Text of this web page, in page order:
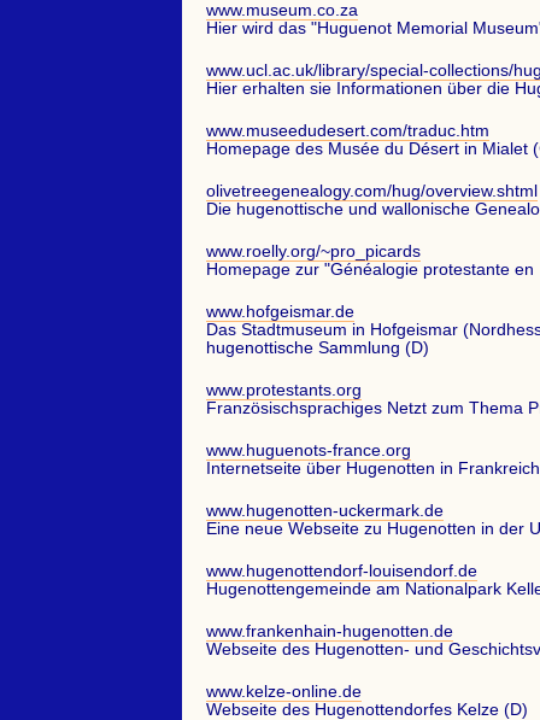
www.museum.co.za
Hier wird das "Huguenot Memorial
www.ucl.ac.uk/library/special-collections/
Hier erhalten sie Informationen über die
www.museedudesert.com/traduc.htm
Homepage des Musée du Désert in Mialet
olivetreegenealogy.com/hug/overview.shtml
Die hugenottische und wallonische
www.roelly.org/~pro_picards
Homepage zur "Généalogie protestante en
www.hofgeismar.de
Das Stadtmuseum in Hofgeismar
hugenottische Sammlung (D)
www.protestants.org
Französischsprachiges Netzt zum Thema
www.huguenots-france.org
Internetseite über Hugenotten in
www.hugenotten-uckermark.de
Eine neue Webseite zu Hugenotten in der
www.hugenottendorf-louisendorf.de
Hugenottengemeinde am Nationalpark
www.frankenhain-hugenotten.de
Webseite des Hugenotten- und
www.kelze-online.de
Webseite des Hugenottendorfes Kelze (D)